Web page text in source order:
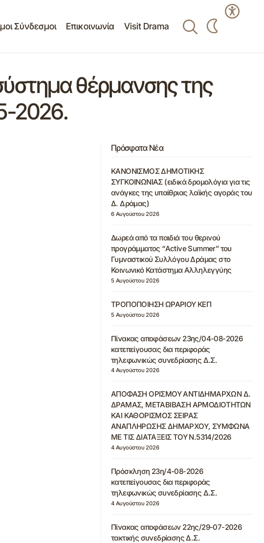
Σύνδεσμοι Επικοινωνία Visit Drama
θέρμανσης της
2026.
Πρόσφατα Νέα
ΚΑΝΟΝΙΣΜΟΣ ΔΗΜΟΤΙΚΗΣ
ΣΥΓΚΟΙΝΩΝΙΑΣ (ειδικά δρομολόγια για τις
ανάγκες της υπαίθριας λαϊκής αγοράς του
Δ. Δράμας)
6 Αυγούστου 2026
Δωρεά από τα παιδιά του θερινού
προγράμματος “Active Summer” του
Γυμναστικού Συλλόγου Δράμας στο
Κοινωνικό Κατάστημα Αλληλεγγύης
5 Αυγούστου 2026
ΤΡΟΠΟΠΟΙΗΣΗ ΩΡΑΡΙΟΥ ΚΕΠ
5 Αυγούστου 2026
Πίνακας αποφάσεων 23ης/04-08-2026
κατεπείγουσας δια περιφοράς
τηλεφωνικώς συνεδρίασης Δ.Σ.
4 Αυγούστου 2026
ΑΠΟΦΑΣΗ ΟΡΙΣΜΟΥ ΑΝΤΙΔΗΜΑΡΧΩΝ Δ.
ΔΡΑΜΑΣ, ΜΕΤΑΒΙΒΑΣΗ ΑΡΜΟΔΙΟΤΗΤΩΝ
ΚΑΙ ΚΑΘΟΡΙΣΜΟΣ ΣΕΙΡΑΣ
ΑΝΑΠΛΗΡΩΣΗΣ ΔΗΜΑΡΧΟΥ, ΣΥΜΦΩΝΑ
ΜΕ ΤΙΣ ΔΙΑΤΑΞΕΙΣ ΤΟΥ Ν.5314/2026
4 Αυγούστου 2026
Πρόσκληση 23η/4-08-2026
κατεπείγουσας δια περιφοράς
τηλεφωνικώς συνεδρίασης Δ.Σ.
4 Αυγούστου 2026
Πίνακας αποφάσεων 22ης/29-07-2026
τακτικής συνεδρίασης Δ.Σ.